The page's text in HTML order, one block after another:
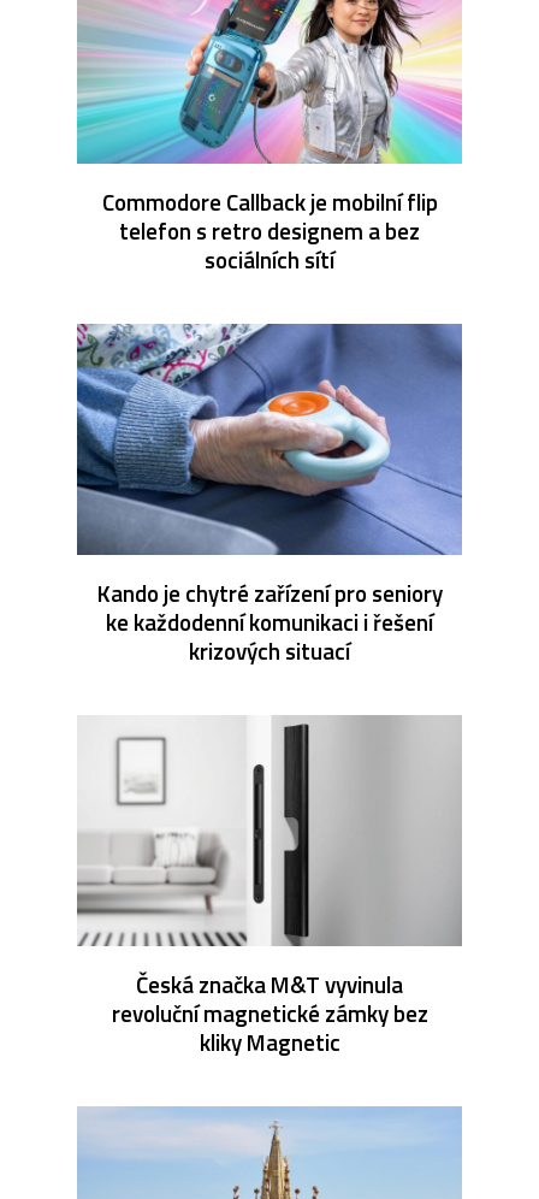
Commodore Callback je mobilní flip
telefon s retro designem a bez
sociálních sítí
Kando je chytré zařízení pro seniory
ke každodenní komunikaci i řešení
krizových situací
Česká značka M&T vyvinula
revoluční magnetické zámky bez
kliky Magnetic